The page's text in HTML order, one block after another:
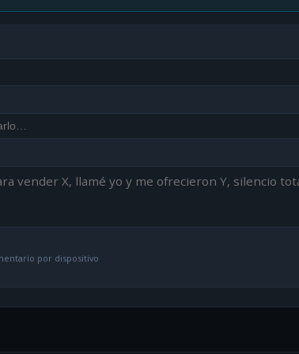
por dispositivo